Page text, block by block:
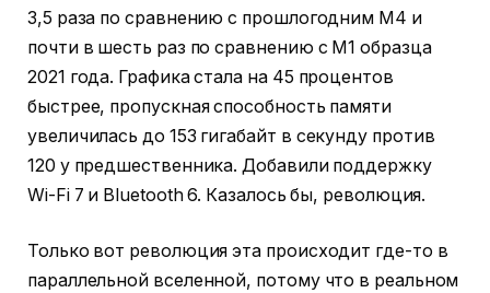
3,5 раза по сравнению с прошлогодним M4 и
почти в шесть раз по сравнению с M1 образца
2021 года. Графика стала на 45 процентов
быстрее, пропускная способность памяти
увеличилась до 153 гигабайт в секунду против
120 у предшественника. Добавили поддержку
Wi-Fi 7 и Bluetooth 6. Казалось бы, революция.
Только вот революция эта происходит где-то в
параллельной вселенной, потому что в реальном